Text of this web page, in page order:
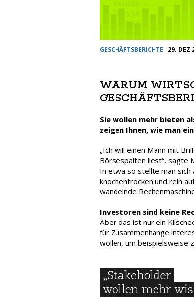
GESCHÄFTSBERICHTE 29. DEZ
WARUM
Sie wollen mehr bieten
zeigen Ihnen, wie man
„Ich will einen Mann mit
Börsespalten liest“, sagte
In etwa so stellte man sich
knochentrocken und rein
wandelnde
Investoren sind keine
Aber das ist nur ein
für Zusammenhänge
wollen, um beispielsweise